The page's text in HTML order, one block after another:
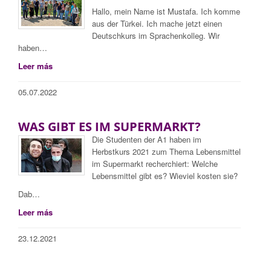
Hallo, mein Name ist Mustafa. Ich komme
aus der Türkei. Ich mache jetzt einen
Deutschkurs im Sprachenkolleg. Wir
haben…
Leer más
05.07.2022
WAS GIBT ES IM SUPERMARKT?
Die Studenten der A1 haben im
Herbstkurs 2021 zum Thema Lebensmittel
im Supermarkt recherchiert: Welche
Lebensmittel gibt es? Wieviel kosten sie?
Dab…
Leer más
23.12.2021